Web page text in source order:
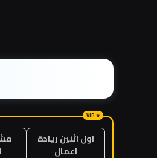
اول اثنين ريادة
اعمال